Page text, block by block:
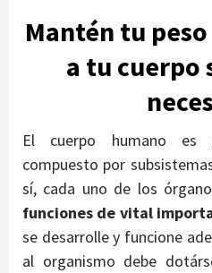
Mantén tu
a tu cuerpo
El cuerpo humano es
compuesto por
sí, cada uno de los
funciones de vital
se desarrolle y funcione
al organismo debe